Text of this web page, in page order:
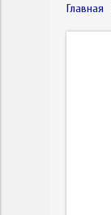
Главная